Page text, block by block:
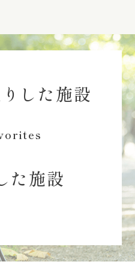
した施設
た施設